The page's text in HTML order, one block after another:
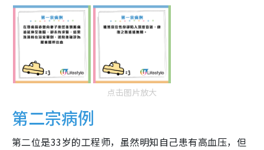
点击图片放大
第二宗病例
第二位是33岁的工程师，虽然明知自己患有高血压，但